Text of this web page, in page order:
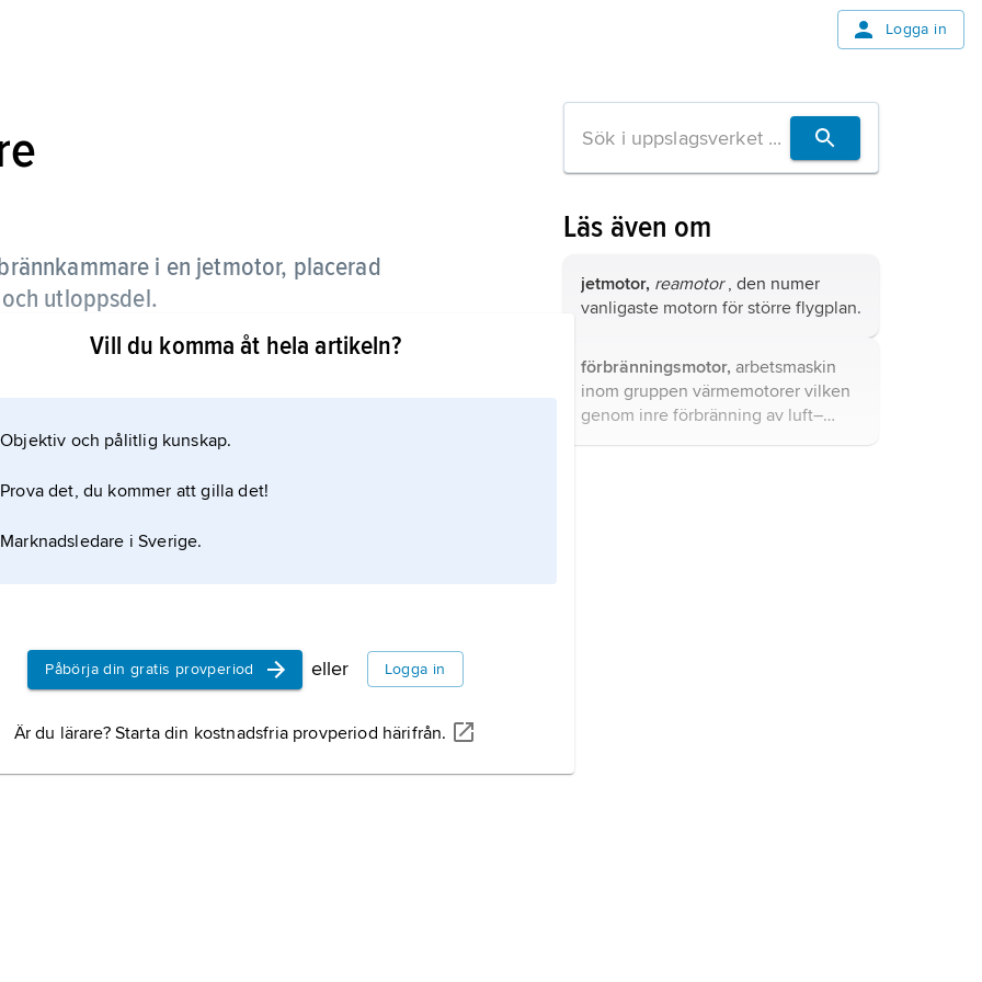
Logga in
i en jetmotor, placerad
utloppsdel.
vid start och stigning, och ökar därvid motorns
syreöverskott, varför utloppsstrålen
bränsle som sprutas in i ebk:n kan
och hastigheten i jetstrålen och därmed
Vill du komma åt hela artikeln?
Objektiv och pålitlig kunskap.
Prova det, du kommer att gilla det!
Marknadsledare i Sverige.
Påbörja din gratis provperiod eller Logga in
Är du lärare? Starta din kostnadsfria provperiod härifrån.
Läs även om
jetmotor, reamotor, den numer
vanligaste motorn för större flygplan.
förbränningsmotor, arbetsmaskin
inom gruppen värmemotorer vilken
genom inre förbränning av luft–